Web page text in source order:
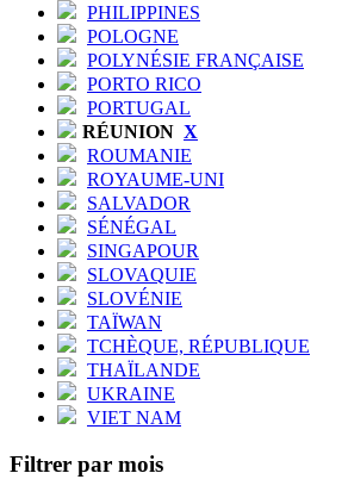
PHILIPPINES
POLOGNE
POLYNÉSIE FRANÇAISE
PORTO RICO
PORTUGAL
RÉUNION X
ROUMANIE
ROYAUME-UNI
SALVADOR
SÉNÉGAL
SINGAPOUR
SLOVAQUIE
SLOVÉNIE
TAÏWAN
TCHÈQUE, RÉPUBLIQUE
THAÏLANDE
UKRAINE
VIET NAM
Filtrer par mois